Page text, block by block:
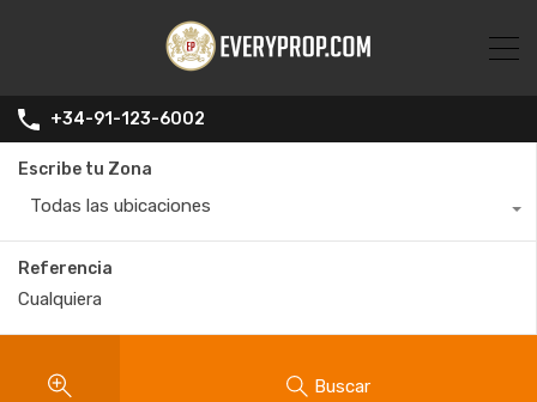
+34-91-123-6002
Escribe tu Zona
Todas las ubicaciones
Referencia
Buscar